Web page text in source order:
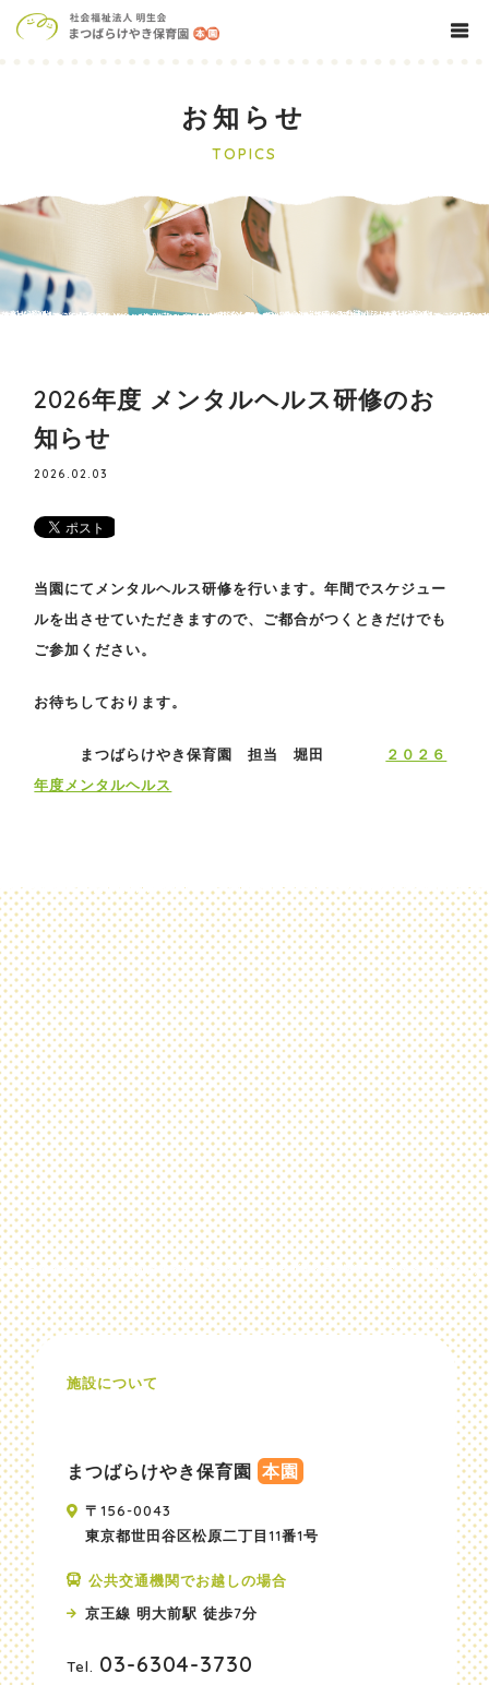
お知らせ
TOPICS
2026年度 メンタルヘルス研修のお
知らせ
2026.02.03
当園にてメンタルヘルス研修を行います。年間でスケジュー
ルを出させていただきますので、ご都合がつくときだけでも
ご参加ください。
お待ちしております。
まつばらけやき保育園 担当 堀田
２０２６
年度メンタルヘルス
施設について
まつばらけやき保育園 本園
〒156-0043
東京都世田谷区松原二丁目11番1号
公共交通機関でお越しの場合
京王線 明大前駅 徒歩7分
Tel. 03-6304-3730